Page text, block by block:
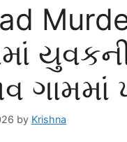
ગામમાં
by Krishna